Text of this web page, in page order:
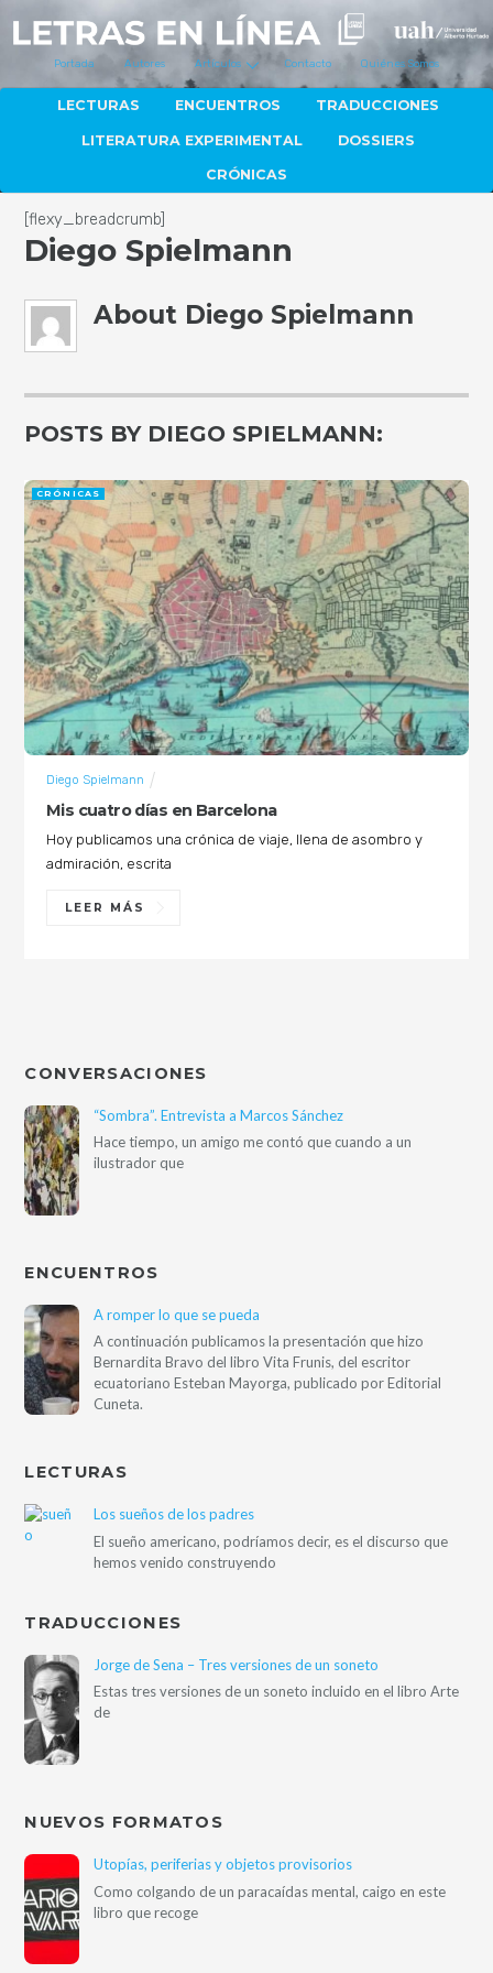
Portada Autores Artículos Contacto Quiénes Somos
LECTURAS ENCUENTROS TRADUCCIONES
LITERATURA EXPERIMENTAL DOSSIERS
CRÓNICAS
[flexy_breadcrumb]
Diego Spielmann
About Diego Spielmann
POSTS BY DIEGO SPIELMANN:
Mis cuatro días en Barcelona
Diego Spielmann
CRÓNICAS
Hoy publicamos una crónica de viaje, llena de asombro y
admiración, escrita
LEER MÁS
CONVERSACIONES
“Sombra”. Entrevista a Marcos Sánchez
Hace tiempo, un amigo me contó que cuando a un
ilustrador que
ENCUENTROS
A romper lo que se pueda
A continuación publicamos la presentación que hizo
Bernardita Bravo del libro Vita Frunis, del escritor
ecuatoriano Esteban Mayorga, publicado por Editorial
Cuneta.
LECTURAS
Los sueños de los padres
El sueño americano, podríamos decir, es el discurso que
hemos venido construyendo
TRADUCCIONES
Jorge de Sena – Tres versiones de un soneto
Estas tres versiones de un soneto incluido en el libro Arte
de
NUEVOS FORMATOS
Utopías, periferias y objetos provisorios
Como colgando de un paracaídas mental, caigo en este
libro que recoge